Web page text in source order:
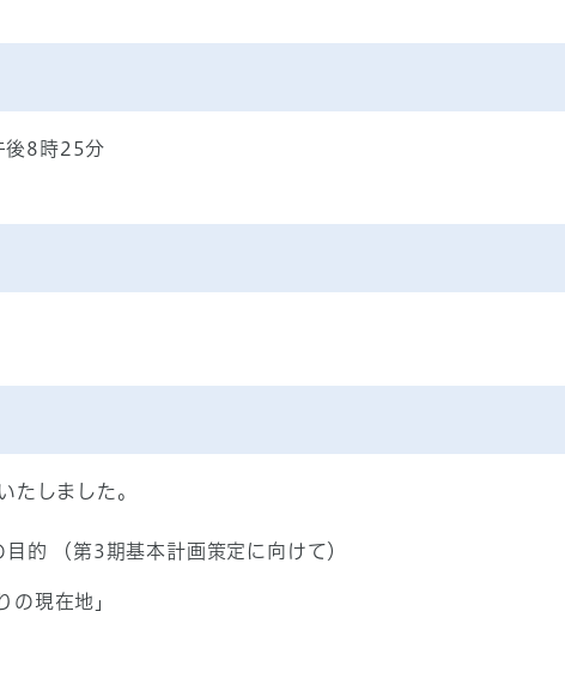
後8時25分
たしました。
的 （第3期基本計画策定に向けて）
の現在地」